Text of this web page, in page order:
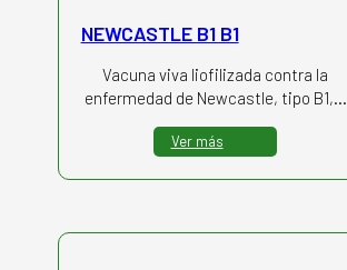
NEWCASTLE B1 B1
Vacuna viva liofilizada contra la
enfermedad de Newcastle, tipo B1,…
Ver más